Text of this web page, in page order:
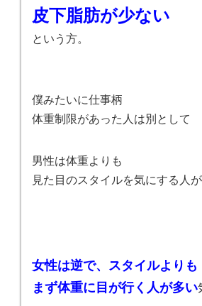
皮下脂肪が少ない
という方。
僕みたいに仕事柄
体重制限があった人は別として
男性は体重よりも
見た目のスタイルを気にする人が
女性は逆で、スタイルよりも
まず体重に目が行く人が多い